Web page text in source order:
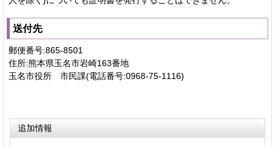
送付先
郵便番号:865-8501
住所:熊本県玉名市岩崎163番地
玉名市役所 市民課(電話番号:0968-75-1116)
追加情報